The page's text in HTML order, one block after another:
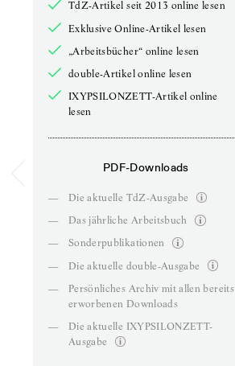
TdZ-Artikel seit 2013 online lesen
Exklusive Online-Artikel lesen
„Arbeitsbücher“ online lesen
double-Artikel online lesen
IXYPSILONZETT-Artikel online
lesen
PDF-Downloads
—
Die aktuelle TdZ-Ausgabe
—
Das jährliche Arbeitsbuch
—
Sonderpublikationen
—
Die aktuelle double-Ausgabe
—
Persönliches Archiv mit allen bereits
erworbenen Downloads
—
Die aktuelle IXYPSILONZETT-
Ausgabe